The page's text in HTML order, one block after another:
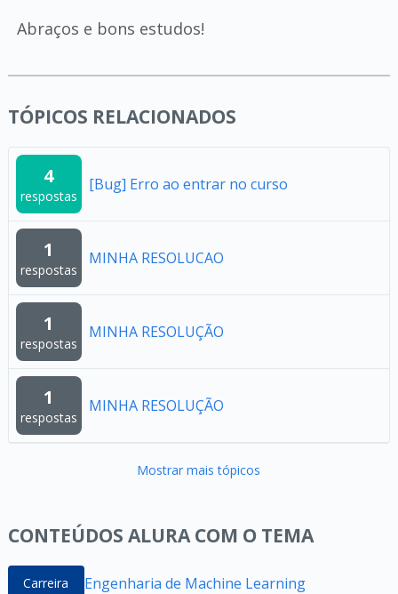
Abraços e bons estudos!
TÓPICOS RELACIONADOS
4
respostas
[Bug] Erro ao entrar no curso
1
respostas
MINHA RESOLUCAO
1
respostas
MINHA RESOLUÇÃO
1
respostas
MINHA RESOLUÇÃO
Mostrar mais tópicos
CONTEÚDOS ALURA COM O TEMA
Carreira Engenharia de Machine Learning